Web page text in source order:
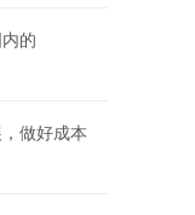
的
做好成本